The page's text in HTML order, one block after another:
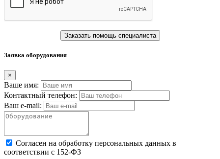
Заказать помощь специалиста
Заявка оборудования
×
Ваше имя:
Контактный телефон:
Ваш e-mail:
Cогласен на обработку персональных данных в
соответствии с 152-ФЗ